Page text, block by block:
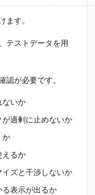
ます。
テストデータを用
認が必要です。
ないか
過剰に止めないか
か
えるか
ズと干渉しないか
る表示が出るか